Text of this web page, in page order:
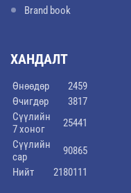
Brand book
ХАНДАЛТ
Өнөөдөр
2459
Өчигдөр
3817
Сүүлийн
7 хоног
25441
Сүүлийн
сар
90865
Нийт
2180111